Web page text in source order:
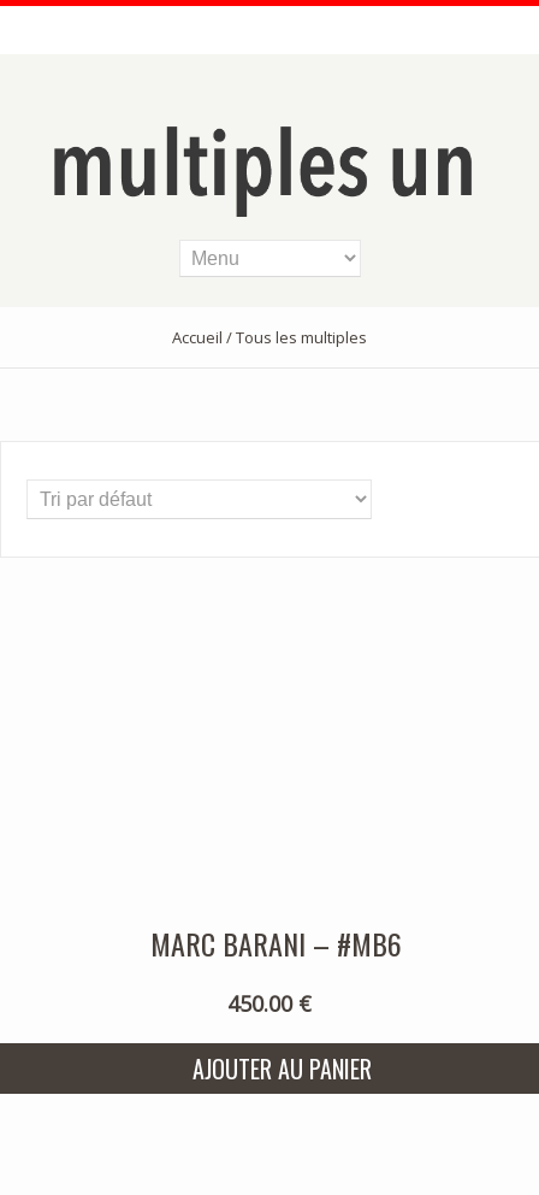
Accueil / Tous les multiples
MARC BARANI – #MB6
450.00 €
AJOUTER AU PANIER